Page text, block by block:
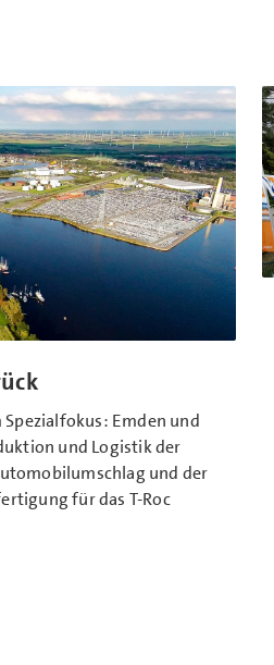
Emden und
und Logistik der
und der
für das T-Roc